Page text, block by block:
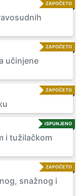
ZAPOČETO
ZAPOČETO
učinjene
ZAPOČETO
ISPUNJENO
i tužilačkom
ZAPOČETO
snažnog i